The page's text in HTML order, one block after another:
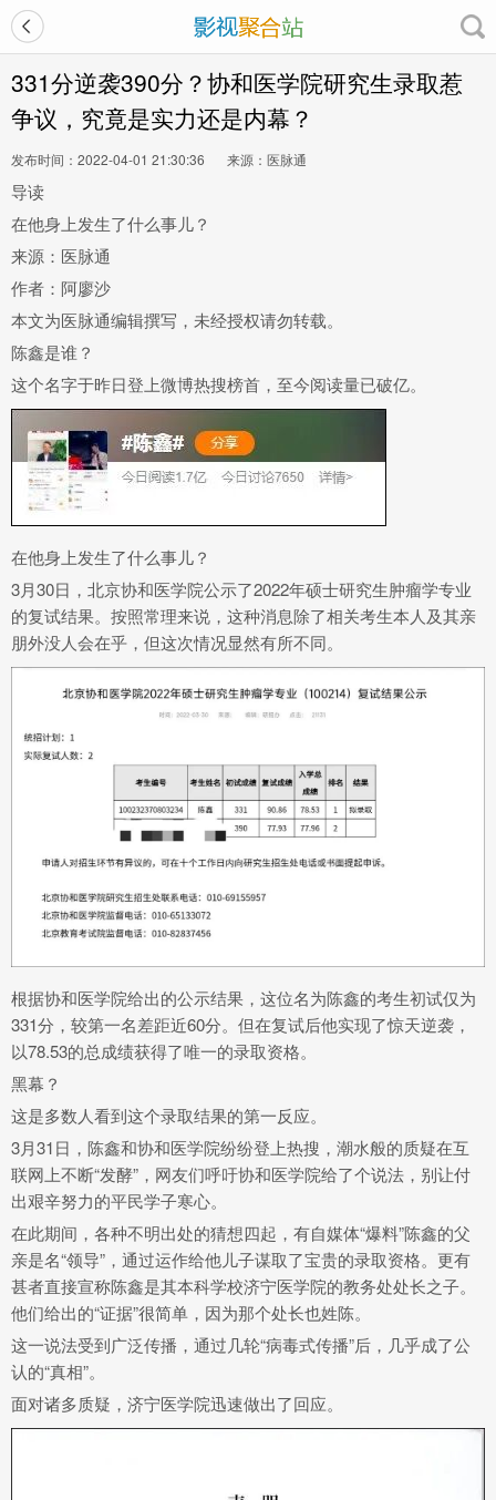
331分逆袭390分？协和医学院研究生录取惹
争议，究竟是实力还是内幕？
发布时间：2022-04-01 21:30:36 来源：医脉通
导读
在他身上发生了什么事儿？
来源：医脉通
作者：阿廖沙
本文为医脉通编辑撰写，未经授权请勿转载。
陈鑫是谁？
这个名字于昨日登上微博热搜榜首，至今阅读量已破亿。
在他身上发生了什么事儿？
3月30日，北京协和医学院公示了2022年硕士研究生肿瘤学专业
的复试结果。按照常理来说，这种消息除了相关考生本人及其亲
朋外没人会在乎，但这次情况显然有所不同。
根据协和医学院给出的公示结果，这位名为陈鑫的考生初试仅为
331分，较第一名差距近60分。但在复试后他实现了惊天逆袭，
以78.53的总成绩获得了唯一的录取资格。
黑幕？
这是多数人看到这个录取结果的第一反应。
3月31日，陈鑫和协和医学院纷纷登上热搜，潮水般的质疑在互
联网上不断“发酵”，网友们呼吁协和医学院给了个说法，别让付
出艰辛努力的平民学子寒心。
在此期间，各种不明出处的猜想四起，有自媒体“爆料”陈鑫的父
亲是名“领导”，通过运作给他儿子谋取了宝贵的录取资格。更有
甚者直接宣称陈鑫是其本科学校济宁医学院的教务处处长之子。
他们给出的“证据”很简单，因为那个处长也姓陈。
这一说法受到广泛传播，通过几轮“病毒式传播”后，几乎成了公
认的“真相”。
面对诸多质疑，济宁医学院迅速做出了回应。